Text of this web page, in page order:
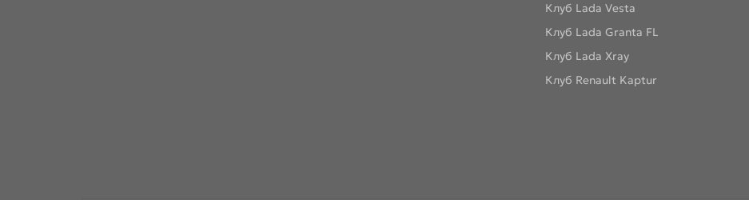
Клуб Lada Vesta
Клуб Lada Granta FL
Клуб Lada Xray
Клуб Renault Kaptur